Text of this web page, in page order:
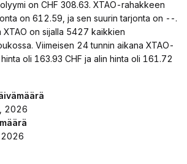
on CHF 308.63. XTAO-rahakkeen
on 612.59, ja sen suurin tarjonta on --.
on sijalla 5427 kaikkien
Viimeisen 24 tunnin aikana XTAO-
oli 163.93 CHF ja alin hinta oli 161.72
2026
2026